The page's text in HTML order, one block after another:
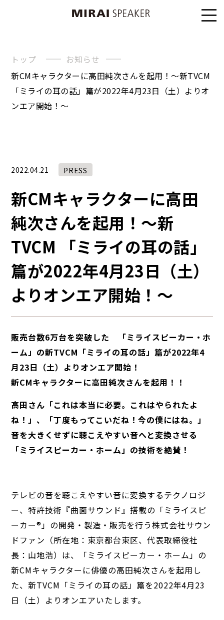
トップ
お知らせ
新CMキャラクターに高田純次さんを起用！〜新TVCM
「ミライの耳の話」篇が2022年4月23日（土）よりオ
ンエア開始！〜
2022.04.21 PRESS
新CMキャラクターに高田
純次さんを起用！〜新
TVCM 「ミライの耳の話」
篇が2022年4月23日（土）
よりオンエア開始！〜
販売台数6万台を突破した 「ミライスピーカー・ホ
ーム」の新TVCM「ミライの耳の話」篇が2022年4
月23日（土）よりオンエア開始！
新CMキャラクターに高田純次さんを起用！！
高田さん「これは本当に必要。これはやられたよ
ね！」、「丁度もってこいだね！今の僕にはね。」
音を大きくせずに聴こえやすい音へと変換させる
「ミライスピーカー・ホーム」の技術を絶賛！
テレビの音を聴こえやすい音に変換するテクノロジ
ー、特許技術『曲面サウンド』搭載の「ミライスピ
ーカー®」の開発・製造・販売を行う株式会社サウン
ドファン（所在地：東京都台東区、代表取締役社
長：山地浩）は、「ミライスピーカー・ホーム」の
新CMキャラクターに俳優の高田純次さんを起用し
た、新TVCM「ミライの耳の話」篇を2022年4月23
日（土）よりオンエアいたします。